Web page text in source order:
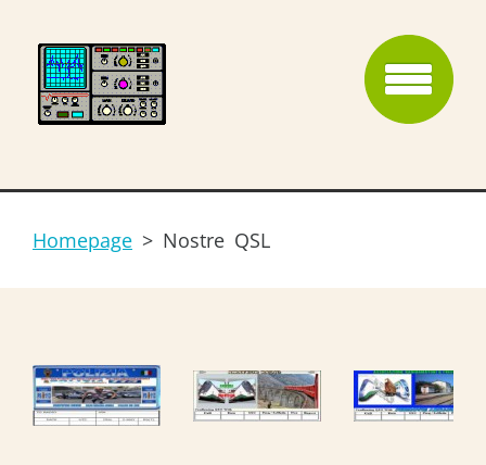
Homepage > Nostre QSL